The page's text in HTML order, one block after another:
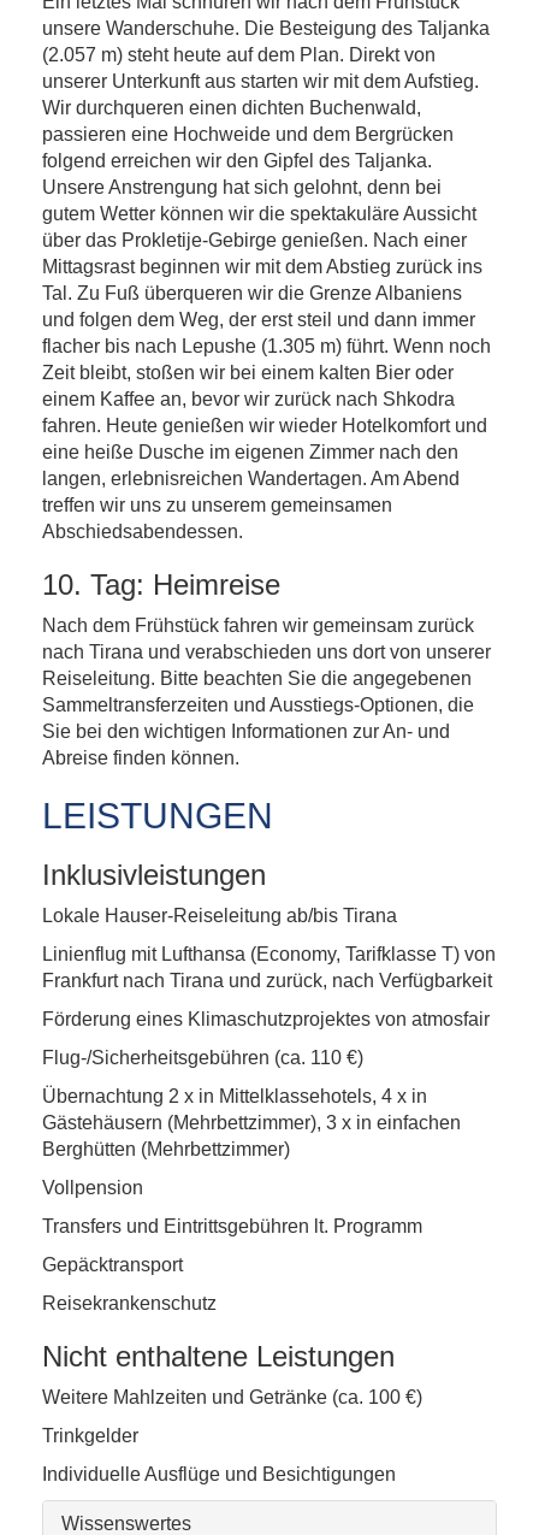
unsere Wanderschuhe. Die Besteigung des Taljanka
(2.057 m) steht heute auf dem Plan. Direkt von
unserer Unterkunft aus starten wir mit dem Aufstieg.
Wir durchqueren einen dichten Buchenwald,
passieren eine Hochweide und dem Bergrücken
folgend erreichen wir den Gipfel des Taljanka.
Unsere Anstrengung hat sich gelohnt, denn bei
gutem Wetter können wir die spektakuläre Aussicht
über das Prokletije-Gebirge genießen. Nach einer
Mittagsrast beginnen wir mit dem Abstieg zurück ins
Tal. Zu Fuß überqueren wir die Grenze Albaniens
und folgen dem Weg, der erst steil und dann immer
flacher bis nach Lepushe (1.305 m) führt. Wenn noch
Zeit bleibt, stoßen wir bei einem kalten Bier oder
einem Kaffee an, bevor wir zurück nach Shkodra
fahren. Heute genießen wir wieder Hotelkomfort und
eine heiße Dusche im eigenen Zimmer nach den
langen, erlebnisreichen Wandertagen. Am Abend
treffen wir uns zu unserem gemeinsamen
Abschiedsabendessen.
10. Tag: Heimreise
Nach dem Frühstück fahren wir gemeinsam zurück
nach Tirana und verabschieden uns dort von unserer
Reiseleitung. Bitte beachten Sie die angegebenen
Sammeltransferzeiten und Ausstiegs-Optionen, die
Sie bei den wichtigen Informationen zur An- und
Abreise finden können.
LEISTUNGEN
Inklusivleistungen
Lokale Hauser-Reiseleitung ab/bis Tirana
Linienflug mit Lufthansa (Economy, Tarifklasse T) von
Frankfurt nach Tirana und zurück, nach Verfügbarkeit
Förderung eines Klimaschutzprojektes von atmosfair
Flug-/Sicherheitsgebühren (ca. 110 €)
Übernachtung 2 x in Mittelklassehotels, 4 x in
Gästehäusern (Mehrbettzimmer), 3 x in einfachen
Berghütten (Mehrbettzimmer)
Vollpension
Transfers und Eintrittsgebühren lt. Programm
Gepäcktransport
Reisekrankenschutz
Nicht enthaltene Leistungen
Weitere Mahlzeiten und Getränke (ca. 100 €)
Trinkgelder
Individuelle Ausflüge und Besichtigungen
Wissenswertes